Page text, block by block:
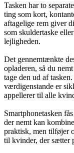
Tasken har to
ting som kort,
aftagelige rem giver
som skuldertaske
lejligheden.
Det gennemtænkte
opladeren, så du
tage den ud af
værdigenstande er
appellerer til alle
Smartphonetasken
der nemt kan
praktisk, men tilføjer
til kvinder, der sætter